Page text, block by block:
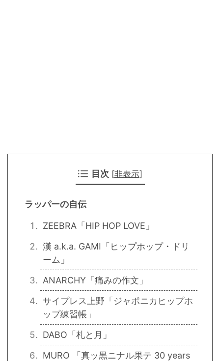
目次 [非表示]
ラッパーの自伝
ZEEBRA「HIP HOP LOVE」
漢 a.k.a. GAMI「ヒップホップ・ドリ
ーム」
ANARCHY「痛みの作文」
サイプレス上野「ジャポニカヒップホ
ップ練習帳」
DABO「札と月」
MURO 「真ッ黒ニナル果テ 30 years